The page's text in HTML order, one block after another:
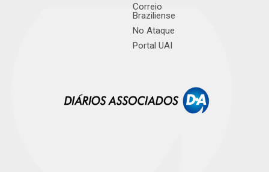
Correio
Braziliense
No Ataque
Portal UAI